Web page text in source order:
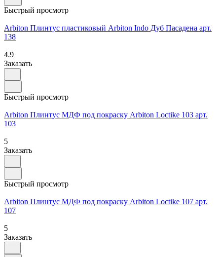
Быстрый просмотр
Arbiton Плинтус пластиковый Arbiton Indo Дуб Пасадена арт.
138
4.9
Заказать
Быстрый просмотр
Arbiton Плинтус МДФ под покраску Arbiton Loctike 103 арт.
103
5
Заказать
Быстрый просмотр
Arbiton Плинтус МДФ под покраску Arbiton Loctike 107 арт.
107
5
Заказать